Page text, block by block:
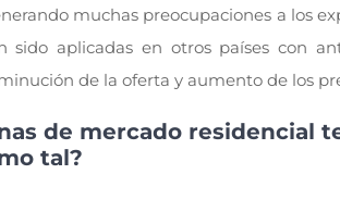
muchas preocupaciones a los
sido aplicadas en otros países con
de la oferta y aumento de los
de mercado residencial
tal?